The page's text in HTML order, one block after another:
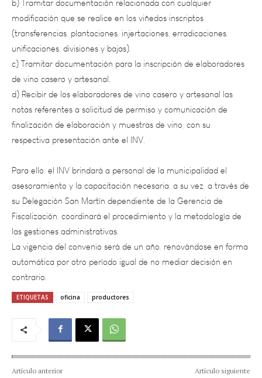
(transferencias, plantaciones, injertaciones, erradicaciones,
unificaciones, divisiones y bajas).
c) Tramitar documentación para la inscripción de elaboradores
de vino casero y artesanal.
d) Recibir de los elaboradores de vino casero y artesanal las
notas referentes a solicitud de permiso y comunicación de
finalización de elaboración y muestras de vino, con su
respectiva presentación ante el INV.
Para ello, el INV brindará a personal de la municipalidad el
asesoramiento y la capacitación necesaria, a su vez, a través de
su Delegación San Martín dependiente de la Gerencia de
Fiscalización, coordinará el procedimiento y la metodología de
las gestiones administrativas.
La vigencia del convenio será de un año, renovándose en forma
automática por otro período igual de no mediar decisión en
contrario.
ETIQUETAS oficina productores
Artículo anterior Artículo siguiente